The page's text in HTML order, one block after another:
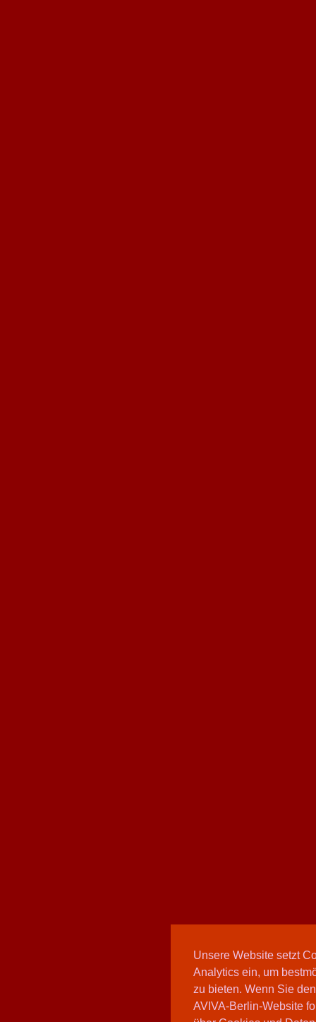
Unsere Website setzt
Analytics ein, um
zu bieten. Wenn Sie
AVIVA-Berlin-Website